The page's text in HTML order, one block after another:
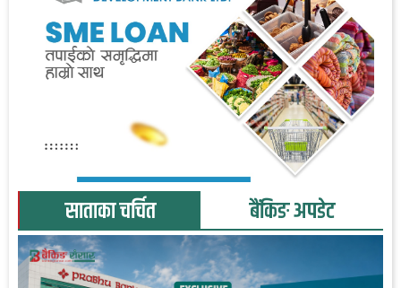
साताका चर्चित बैंकिङ अपडेट